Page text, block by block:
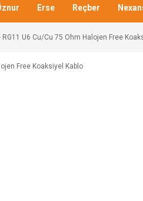
Erse Reçber
RG11 U6 Cu/Cu 75 Ohm Halojen Free